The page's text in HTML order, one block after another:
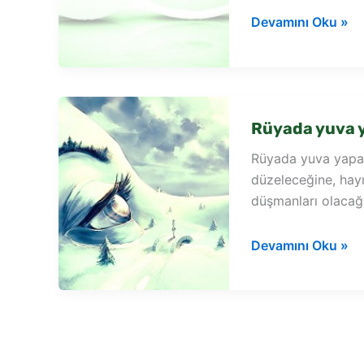
Rüyada
Devamını Oku »
Rüyada yuva
Rüyada yuva
düzeleceğine,
düşmanları
Rüyada
Devamını Oku »